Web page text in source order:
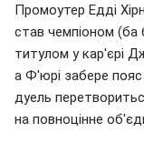
Промоутер Едді
став чемпіоном (ба
титулом у кар'єрі
а Ф'юрі забере пояс
дуель
на повноцінне